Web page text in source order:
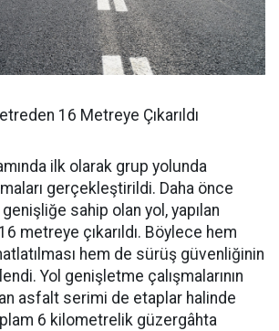
16 Metreye Çıkarıldı
ilk olarak grup yolunda
gerçekleştirildi. Daha önce
sahip olan yol, yapılan
metreye çıkarıldı. Böylece hem
hem de sürüş güvenliğinin
Yol genişletme çalışmalarının
asfalt serimi de etaplar halinde
6 kilometrelik güzergâhta